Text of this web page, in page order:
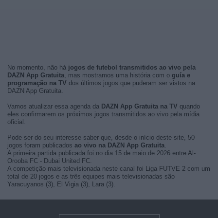
No momento, não há jogos de futebol transmitidos ao vivo pela
DAZN App Gratuita, mas mostramos uma história com o guía e
programação na TV dos últimos jogos que puderam ser vistos na
DAZN App Gratuita.
Vamos atualizar essa agenda da DAZN App Gratuita na TV quando
eles confirmarem os próximos jogos transmitidos ao vivo pela mídia
oficial.
Pode ser do seu interesse saber que, desde o início deste site, 50
jogos foram publicados ao vivo na DAZN App Gratuita.
A primeira partida publicada foi no dia 15 de maio de 2026 entre Al-
Orooba FC - Dubai United FC.
A competição mais televisionada neste canal foi Liga FUTVE 2 com um
total de 20 jogos e as três equipes mais televisionadas são
Yaracuyanos (3), El Vigia (3), Lara (3).